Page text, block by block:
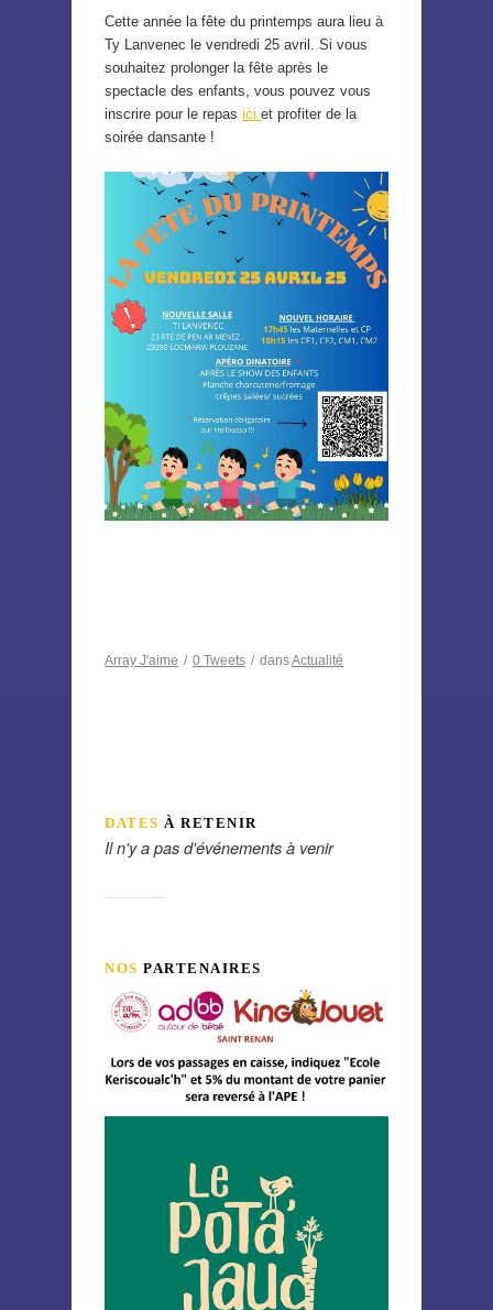
Cette année la fête du printemps aura lieu à
Ty Lanvenec le vendredi 25 avril. Si vous
souhaitez prolonger la fête après le
spectacle des enfants, vous pouvez vous
inscrire pour le repas ici et profiter de la
soirée dansante !
Array J'aime / 0 Tweets / dansActualité
DATES À RETENIR
Il n'y a pas d'événements à venir
NOS PARTENAIRES